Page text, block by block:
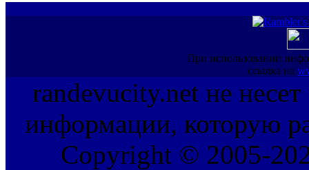
При использовании
ссылка на
randevucity.net не несет
информации, которую
Copyright © 2005-